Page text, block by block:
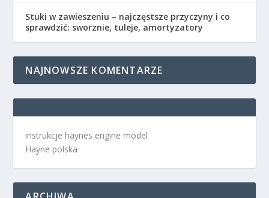
Stuki w zawieszeniu – najczęstsze przyczyny i co
sprawdzić: sworznie, tuleje, amortyzatory
NAJNOWSZE KOMENTARZE
instrukcje haynes engine model
Hayne polska